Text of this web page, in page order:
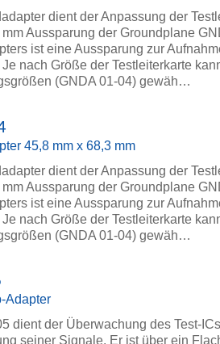
dient der Anpassung der
Aussparung der Groundplane
ist eine Aussparung zur
nach Größe der Testleiterkarte
(GNDA 01-04) gewäh…
45,8 mm x 68,3 mm
dient der Anpassung der
Aussparung der Groundplane
ist eine Aussparung zur
nach Größe der Testleiterkarte
(GNDA 01-04) gewäh…
Adapter
dient der Überwachung des Test-
seiner Signale. Er ist über ein